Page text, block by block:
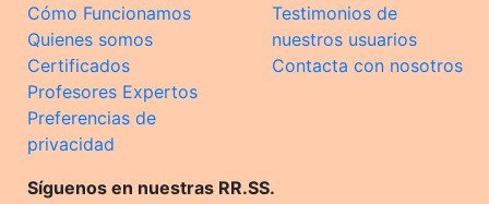
Cómo Funcionamos
Quienes somos
Certificados
Profesores Expertos
Preferencias de
privacidad
Testimonios de
nuestros usuarios
Contacta con nosotros
Síguenos en nuestras RR.SS.